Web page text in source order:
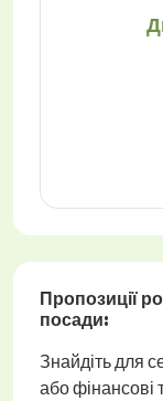
Пропозиції
посади:
Знайдіть для
або фінансові